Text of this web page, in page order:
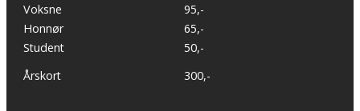
Voksne
Honnør
Student
95,-
65,-
50,-
Årskort
300,-